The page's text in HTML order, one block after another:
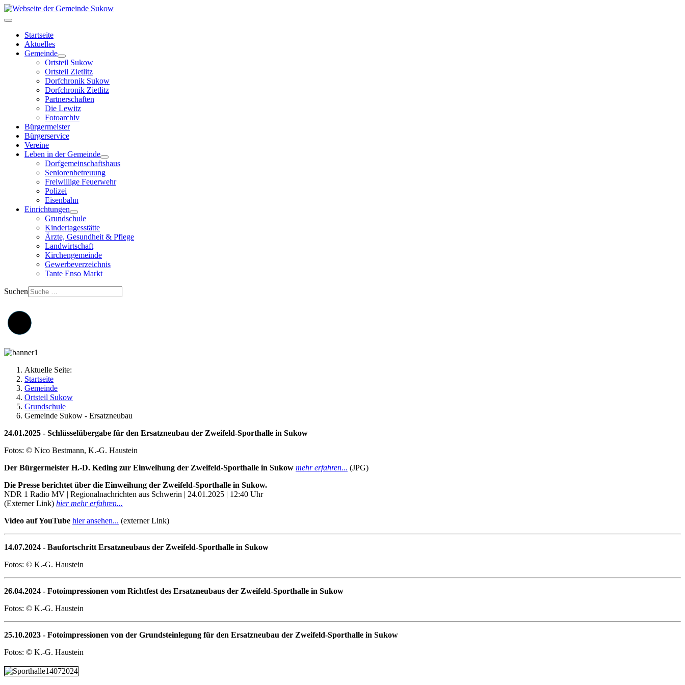
Startseite
Aktuelles
Gemeinde
Ortsteil Sukow
Ortsteil Zietlitz
Dorfchronik Sukow
Dorfchronik Zietlitz
Partnerschaften
Die Lewitz
Fotoarchiv
Bürgermeister
Bürgerservice
Vereine
Leben in der Gemeinde
Dorfgemeinschaftshaus
Seniorenbetreuung
Freiwillige Feuerwehr
Polizei
Eisenbahn
Einrichtungen
Grundschule
Kindertagesstätte
Ärzte, Gesundheit & Pflege
Landwirtschaft
Kirchengemeinde
Gewerbeverzeichnis
Tante Enso Markt
Suchen
Aktuelle Seite:
Startseite
Gemeinde
Ortsteil Sukow
Grundschule
Gemeinde Sukow - Ersatzneubau
24.01.2025 - Schlüsselübergabe für den Ersatzneubau der Zweifeld-Sporthalle in Sukow
Fotos: © Nico Bestmann, K.-G. Haustein
Der Bürgermeister H.-D. Keding zur Einweihung der Zweifeld-Sporthalle in Sukow mehr erfahren... (JPG)
Die Presse berichtet über die Einweihung der Zweifeld-Sporthalle in Sukow.
NDR 1 Radio MV | Regionalnachrichten aus Schwerin | 24.01.2025 | 12:40 Uhr
(Externer Link) hier mehr erfahren...
Video auf YouTube hier ansehen... (externer Link)
14.07.2024 - Baufortschritt Ersatzneubaus der Zweifeld-Sporthalle in Sukow
Fotos: © K.-G. Haustein
26.04.2024 - Fotoimpressionen vom Richtfest des Ersatzneubaus der Zweifeld-Sporthalle in Sukow
Fotos: © K.-G. Haustein
25.10.2023 - Fotoimpressionen von der Grundsteinlegung für den Ersatzneubau der Zweifeld-Sporthalle in Sukow
Fotos: © K.-G. Haustein